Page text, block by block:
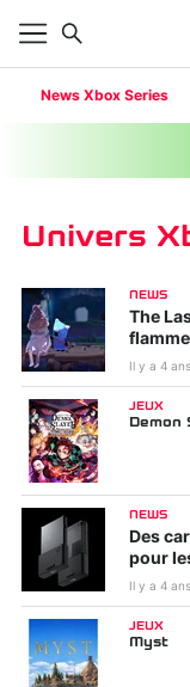
News Xbox Series
Univers
NEWS
The
Il y a 4 ans
JEUX
Demon
NEWS
Des
pour
Il y a 4 ans
JEUX
Myst